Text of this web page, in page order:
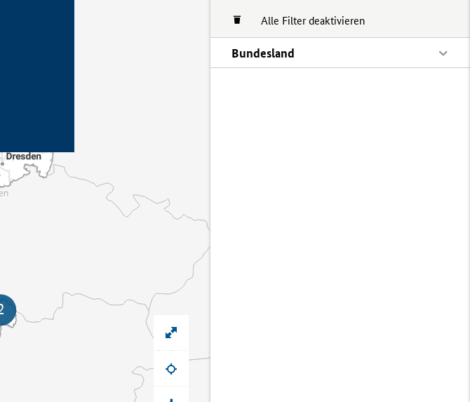
Alle Filter deaktivieren
Bundesland